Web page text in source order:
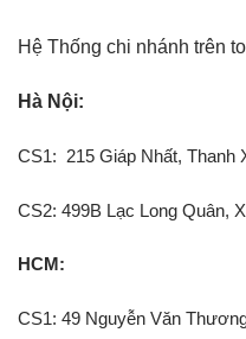
Hệ Thống chi nhánh trên
Hà Nội:
CS1: 215 Giáp Nhất, Thanh
CS2: 499B Lạc Long Quân,
HCM:
CS1: 49 Nguyễn Văn